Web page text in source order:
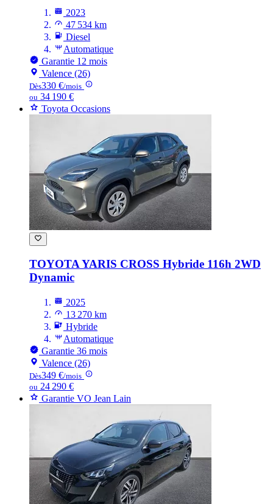
2023
47 534 km
Diesel
Automatique
Garantie 12 mois
Valence (26)
Dès330 €/mois
ou 34 190 €
Toyota Occasions
TOYOTA YARIS CROSS Hybride 116h 2WD
Dynamic
2025
13 270 km
Hybride
Automatique
Garantie 36 mois
Valence (26)
Dès349 €/mois
ou 24 290 €
Garantie VO Jean Lain